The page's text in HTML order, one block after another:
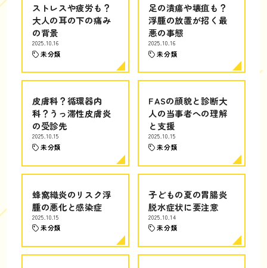
ストレスや疲労も？
大人の耳の下の痛み
の背景
2025.10.16
未分類
足の潰瘍や壊疽も？
浮腫の放置が招く最
悪の事態
2025.10.16
未分類
皮膚科？循環器内
科？うっ滞性皮膚炎
の受診先
2025.10.15
未分類
FASの顔貌と診断大
人の当事者への理解
と支援
2025.10.15
未分類
蜂窩織炎のリスク浮
腫の悪化と感染症
2025.10.15
未分類
子どもの夏の胃腸炎
脱水症状に要注意
2025.10.14
未分類